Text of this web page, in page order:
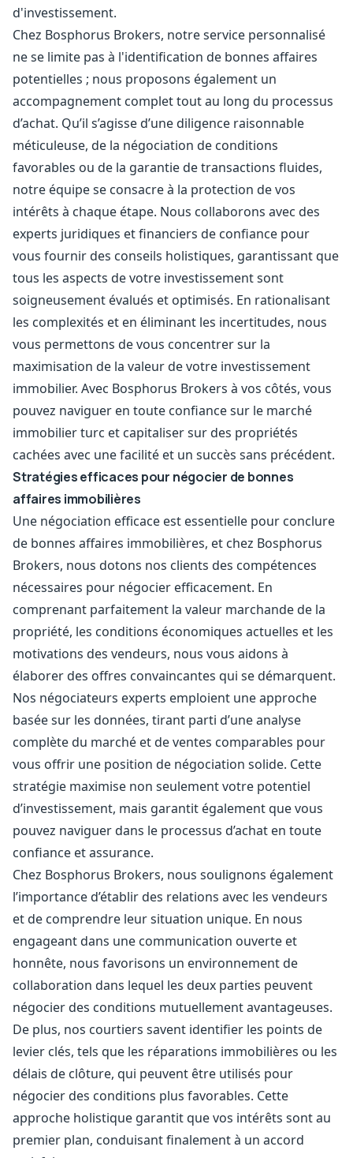
d'investissement.
Chez Bosphorus Brokers, notre service personnalisé
ne se limite pas à l'identification de bonnes affaires
potentielles ; nous proposons également un
accompagnement complet tout au long du processus
d’achat. Qu’il s’agisse d’une diligence raisonnable
méticuleuse, de la négociation de conditions
favorables ou de la garantie de transactions fluides,
notre équipe se consacre à la protection de vos
intérêts à chaque étape. Nous collaborons avec des
experts juridiques et financiers de confiance pour
vous fournir des conseils holistiques, garantissant que
tous les aspects de votre investissement sont
soigneusement évalués et optimisés. En rationalisant
les complexités et en éliminant les incertitudes, nous
vous permettons de vous concentrer sur la
maximisation de la valeur de votre investissement
immobilier. Avec Bosphorus Brokers à vos côtés, vous
pouvez naviguer en toute confiance sur le marché
immobilier turc et capitaliser sur des propriétés
cachées avec une facilité et un succès sans précédent.
Stratégies efficaces pour négocier de bonnes
affaires immobilières
Une négociation efficace est essentielle pour conclure
de bonnes affaires immobilières, et chez Bosphorus
Brokers, nous dotons nos clients des compétences
nécessaires pour négocier efficacement. En
comprenant parfaitement la valeur marchande de la
propriété, les conditions économiques actuelles et les
motivations des vendeurs, nous vous aidons à
élaborer des offres convaincantes qui se démarquent.
Nos négociateurs experts emploient une approche
basée sur les données, tirant parti d’une analyse
complète du marché et de ventes comparables pour
vous offrir une position de négociation solide. Cette
stratégie maximise non seulement votre potentiel
d’investissement, mais garantit également que vous
pouvez naviguer dans le processus d’achat en toute
confiance et assurance.
Chez Bosphorus Brokers, nous soulignons également
l’importance d’établir des relations avec les vendeurs
et de comprendre leur situation unique. En nous
engageant dans une communication ouverte et
honnête, nous favorisons un environnement de
collaboration dans lequel les deux parties peuvent
négocier des conditions mutuellement avantageuses.
De plus, nos courtiers savent identifier les points de
levier clés, tels que les réparations immobilières ou les
délais de clôture, qui peuvent être utilisés pour
négocier des conditions plus favorables. Cette
approche holistique garantit que vos intérêts sont au
premier plan, conduisant finalement à un accord